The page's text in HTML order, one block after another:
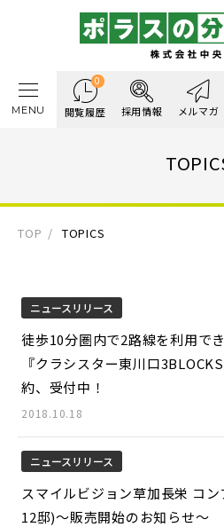
0
閲覧履歴 採用情報 メルマガ
MENU
TOP TOPICS
ニュースリリース
徒歩10分圏内で2路線を利用で
『クラシスター東川口
約、受付中！
2018.10.18
ニュースリリース
スマイルビジョン草加長栄 コ
12邸)～販売開始のお知らせ～